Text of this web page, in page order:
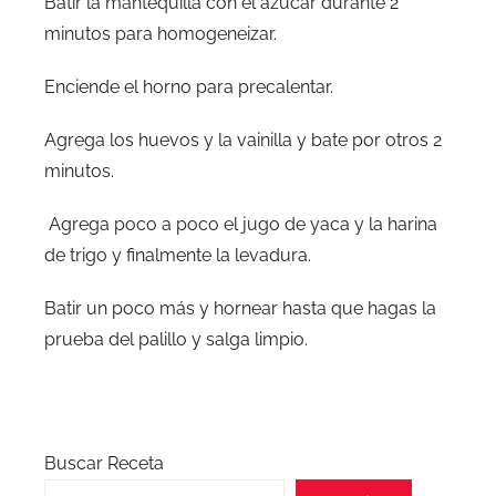
minutos para homogeneizar.
Enciende el horno para precalentar.
Agrega los huevos y la vainilla y bate por otros 2
minutos.
Agrega poco a poco el jugo de yaca y la harina
de trigo y finalmente la levadura.
Batir un poco más y hornear hasta que hagas la
prueba del palillo y salga limpio.
Buscar Receta